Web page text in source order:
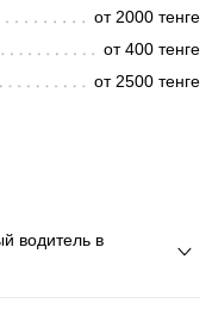
от 2000 тенге
от 400 тенге
от 2500 тенге
водитель в